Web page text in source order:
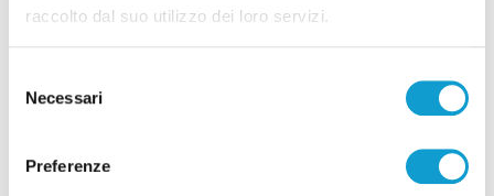
raccolto dal suo utilizzo dei loro servizi.
delNecessari
Preferenze